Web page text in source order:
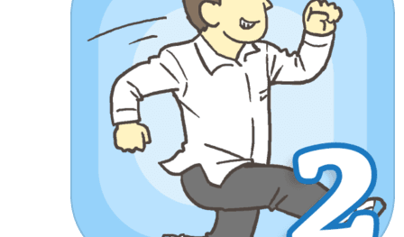
本类排行
我要翘课2免费畅玩版